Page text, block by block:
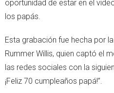
oportunidad de estar en el
los papás.
Esta grabación fue hecha por
Rummer Willis, quien captó el
las redes sociales con la
¡Feliz 70 cumpleaños papá!”.